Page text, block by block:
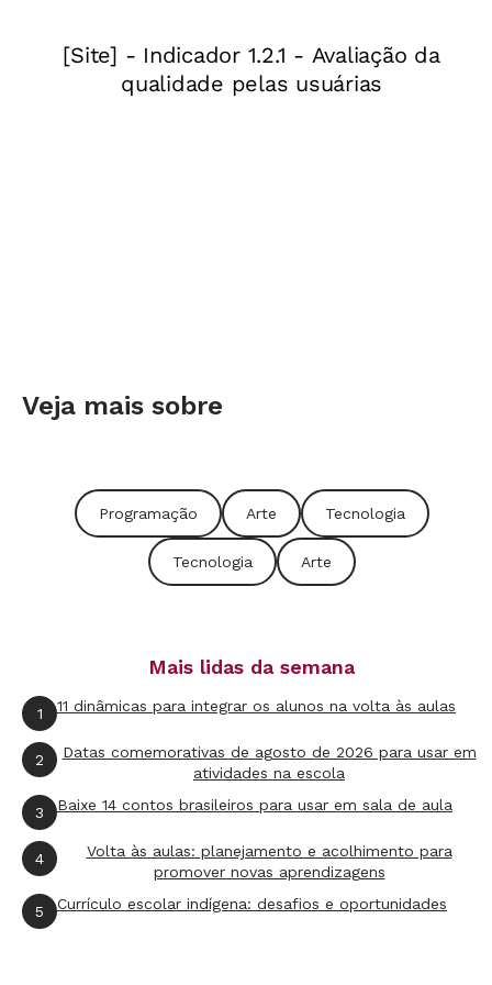
clara do que se espera que os alunos realizem
ao utilizar esses programas.
O Word é um editor de texto bastante versátil,
que permite definir layouts, inserir tabelas,
acrescentar fotos e ícones. Para fugir do
com esse programa.
O professor pode entregar fichas com as
denominações das atividades e deixar que os
estudantes explorem esse recurso na prática e
de maneira colaborativa. São atividades com as
quais os alunos se identificam criando e
fazendo porque faz parte do universo dos
discentes.
Veja mais sobre
Programação Arte Tecnologia
Tecnologia Arte
Mais lidas da semana
1 11 dinâmicas para integrar os alunos na volta às aulas
2
Datas comemorativas de agosto de 2026 para usar em
atividades na escola
3 Baixe 14 contos brasileiros para usar em sala de aula
4
Volta às aulas: planejamento e acolhimento para
promover novas aprendizagens
5 Currículo escolar indígena: desafios e oportunidades